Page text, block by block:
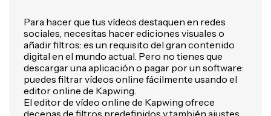
Para hacer que tus vídeos destaquen en redes
sociales, necesitas hacer ediciones visuales o
añadir filtros: es un requisito del gran contenido
digital en el mundo actual. Pero no tienes que
descargar una aplicación o pagar por un software:
puedes filtrar vídeos online fácilmente usando el
editor online de Kapwing.
El editor de vídeo online de Kapwing ofrece
decenas de filtros predefinidos y también ajustes